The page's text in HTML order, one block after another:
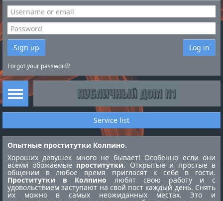
Sign up Log in
Forgot your password?
Service list
Опытные проститутки Колпино.
Хороших девушек много не бывает! Особенно если они
всеми обожаемые проститутки. Открытые и простые в
общении в любое время пригласят к себе в гости.
Проститутки в Колпино любят свою работу и с
удовольствием заступают на свой пост каждый день. Снять
их можно в самых неожиданных местах. Это и